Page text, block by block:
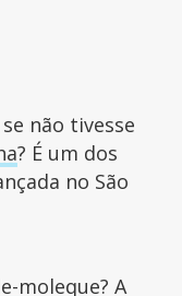
não tivesse
? É um dos
no São
moleque? A